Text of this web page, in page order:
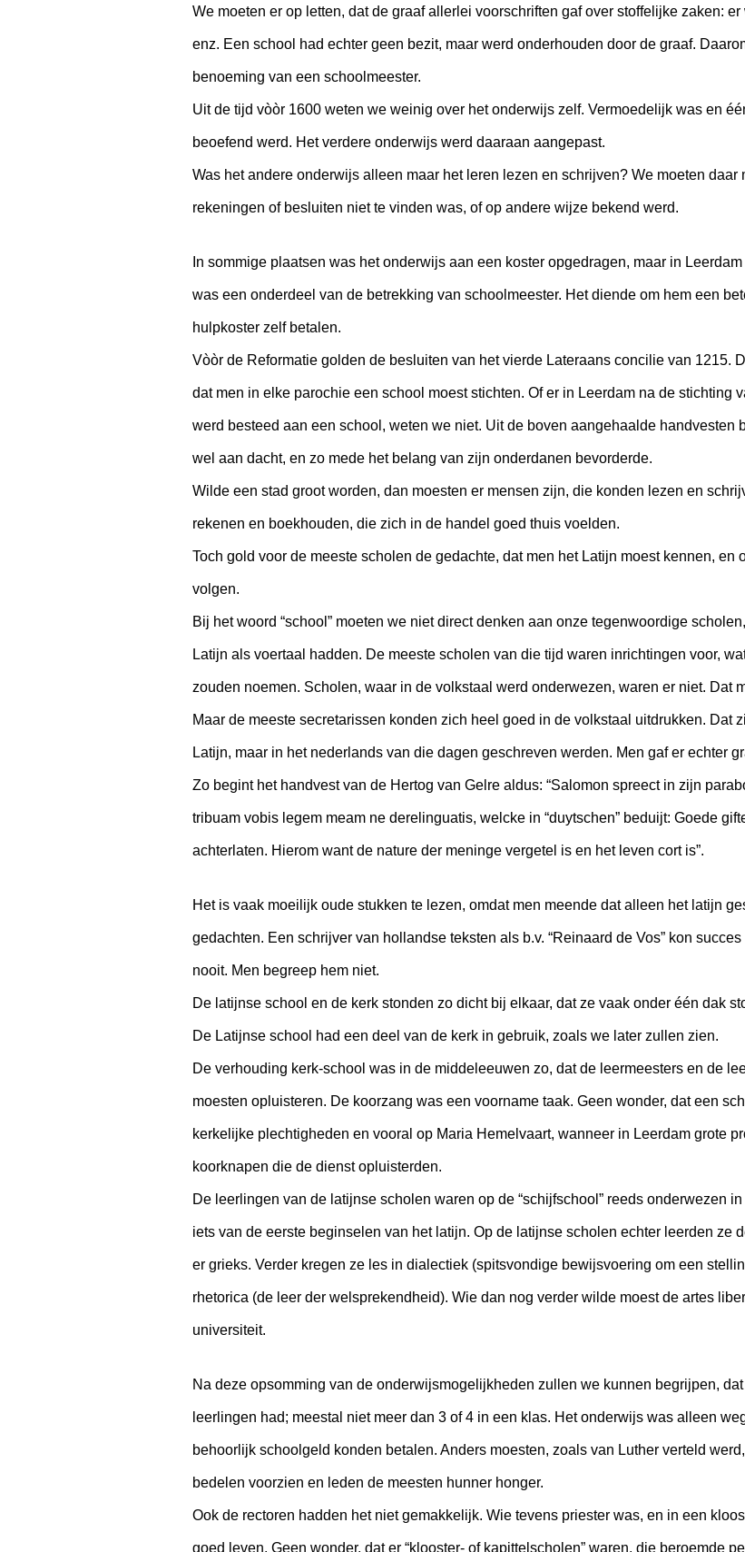
We moeten er op letten, dat de graaf allerlei voorschriften gaf over stoffelijke zaken:
enz. Een school had echter geen bezit, maar werd onderhouden door de graaf.
benoeming van een schoolmeester.
Uit de tijd vòòr 1600 weten we weinig over het onderwijs zelf. Vermoedelijk was en
beoefend werd. Het verdere onderwijs werd daaraan aangepast.
Was het andere onderwijs alleen maar het leren lezen en schrijven? We moeten
rekeningen of besluiten niet te vinden was, of op andere wijze bekend werd.
In sommige plaatsen was het onderwijs aan een koster opgedragen, maar in
was een onderdeel van de betrekking van schoolmeester. Het diende om hem een
hulpkoster zelf betalen.
Vòòr de Reformatie golden de besluiten van het vierde Lateraans concilie van 1215.
dat men in elke parochie een school moest stichten. Of er in Leerdam na de stichting
werd besteed aan een school, weten we niet. Uit de boven aangehaalde handvesten
wel aan dacht, en zo mede het belang van zijn onderdanen bevorderde.
Wilde een stad groot worden, dan moesten er mensen zijn, die konden lezen en
rekenen en boekhouden, die zich in de handel goed thuis voelden.
Toch gold voor de meeste scholen de gedachte, dat men het Latijn moest kennen, en
volgen.
Bij het woord “school” moeten we niet direct denken aan onze tegenwoordige
Latijn als voertaal hadden. De meeste scholen van die tijd waren inrichtingen voor,
zouden noemen. Scholen, waar in de volkstaal werd onderwezen, waren er niet. Dat
Maar de meeste secretarissen konden zich heel goed in de volkstaal uitdrukken. Dat
Latijn, maar in het nederlands van die dagen geschreven werden. Men gaf er echter
Zo begint het handvest van de Hertog van Gelre aldus: “Salomon spreect in zijn
tribuam vobis legem meam ne derelinguatis, welcke in “duytschen” beduijt: Goede
achterlaten. Hierom want de nature der meninge vergetel is en het leven cort is”.
Het is vaak moeilijk oude stukken te lezen, omdat men meende dat alleen het latijn
gedachten. Een schrijver van hollandse teksten als b.v. “Reinaard de Vos” kon
nooit. Men begreep hem niet.
De latijnse school en de kerk stonden zo dicht bij elkaar, dat ze vaak onder één dak
De Latijnse school had een deel van de kerk in gebruik, zoals we later zullen zien.
De verhouding kerk-school was in de middeleeuwen zo, dat de leermeesters en de
moesten opluisteren. De koorzang was een voorname taak. Geen wonder, dat een
kerkelijke plechtigheden en vooral op Maria Hemelvaart, wanneer in Leerdam grote
koorknapen die de dienst opluisterden.
De leerlingen van de latijnse scholen waren op de “schijfschool” reeds onderwezen
iets van de eerste beginselen van het latijn. Op de latijnse scholen echter leerden ze
er grieks. Verder kregen ze les in dialectiek (spitsvondige bewijsvoering om een
rhetorica (de leer der welsprekendheid). Wie dan nog verder wilde moest de artes
universiteit.
Na deze opsomming van de onderwijsmogelijkheden zullen we kunnen begrijpen,
leerlingen had; meestal niet meer dan 3 of 4 in een klas. Het onderwijs was alleen
behoorlijk schoolgeld konden betalen. Anders moesten, zoals van Luther verteld
bedelen voorzien en leden de meesten hunner honger.
Ook de rectoren hadden het niet gemakkelijk. Wie tevens priester was, en in een
goed leven. Geen wonder, dat er “klooster- of kapittelscholen” waren, die beroemde